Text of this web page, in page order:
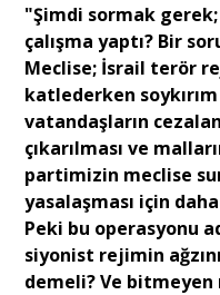
"Şimdi sormak
çalışma yaptı? Bir
Meclise; İsrail terör
katlederken
vatandaşların
çıkarılması ve
partimizin meclise
yasalaşması için
Peki bu operasyonu
siyonist rejimin
demeli? Ve bitmeyen